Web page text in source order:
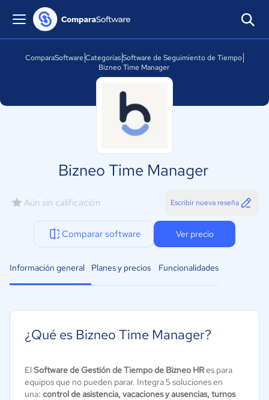
ComparaSoftware CategoríasSoftware de Seguimiento de Tiempo
Bizneo Time Manager
Bizneo Time Manager
Aún sin calificación Escribir nueva reseña
Comparar software Ver precio
Información general Planes y precios Funcionalidades
¿Qué es Bizneo Time Manager?
El Software de Gestión de Tiempo de Bizneo HRes para
equipos que no pueden parar. Integra 5 soluciones en
una: control de asistencia, vacaciones y ausencias, turnos